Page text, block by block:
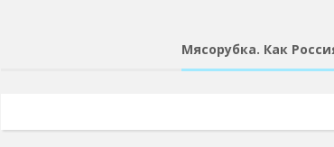
Мясорубка. Как